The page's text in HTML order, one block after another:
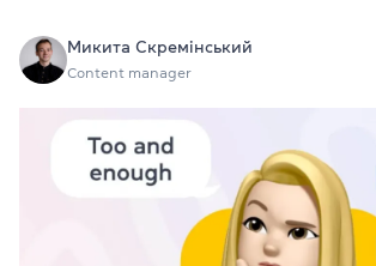
Микита Скремінський
Content manager